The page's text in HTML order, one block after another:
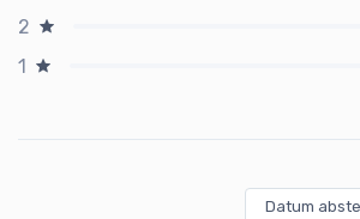
2
1